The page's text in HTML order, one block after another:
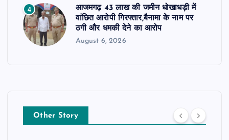
4
आजमगढ़ 43 लाख की जमीन धोखाधड़ी में
वांछित आरोपी गिरफ्तार,बैनामा के नाम पर
ठगी और धमकी देने का आरोप
August 6, 2026
Other Story